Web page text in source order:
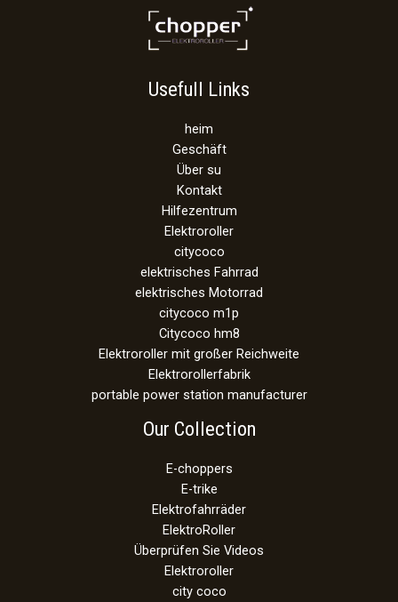
Usefull Links
heim
Geschäft
Über su
Kontakt
Hilfezentrum
Elektroroller
citycoco
elektrisches Fahrrad
elektrisches Motorrad
citycoco m1p
Citycoco hm8
Elektroroller mit großer Reichweite
Elektrorollerfabrik
portable power station manufacturer
Our Collection
E-choppers
E-trike
Elektrofahrräder
ElektroRoller
Überprüfen Sie Videos
Elektroroller
city coco